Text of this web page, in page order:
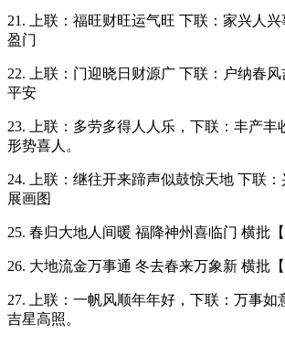
21. 上联：福旺财旺运气旺 下联：家兴人
盈门
22. 上联：门迎晓日财源广 下联：户纳春
平安
23. 上联：多劳多得人人乐，下联：丰产丰
形势喜人。
24. 上联：继往开来蹄声似鼓惊天地 下联
展画图
25. 春归大地人间暖 福降神州喜临门 横批【
26. 大地流金万事通 冬去春来万象新 横批【
27. 上联：一帆风顺年年好，下联：万事如
吉星高照。